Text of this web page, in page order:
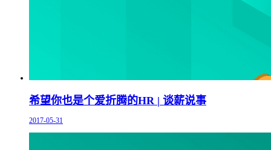
希望你也是个爱折腾的HR | 谈薪说事
2017-05-31